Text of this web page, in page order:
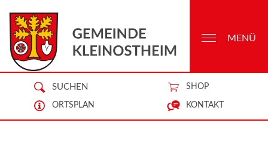
SUCHEN SHOP
ORTSPLAN KONTAKT
MENÜ